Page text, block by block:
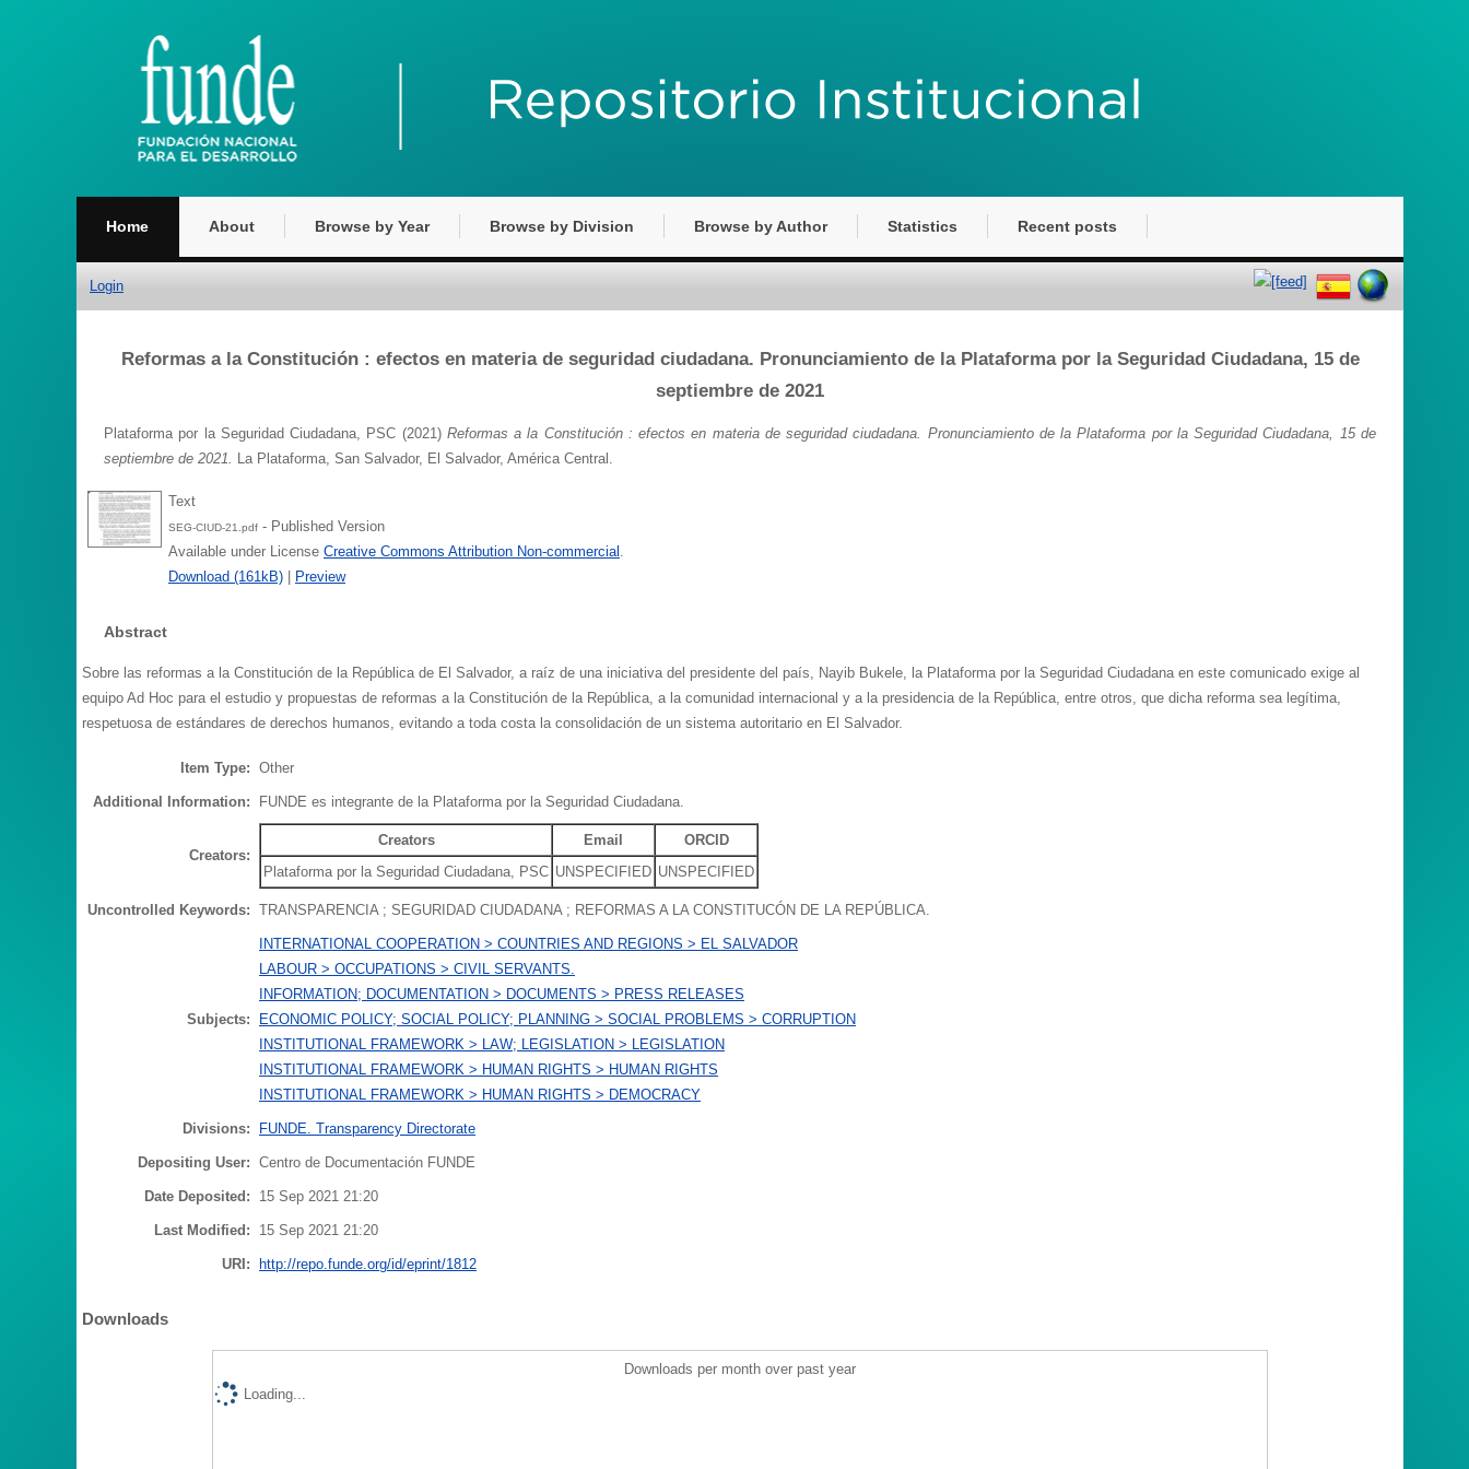
Home About Browse by Year Browse by Division Browse by Author Statistics Recent posts
Login
Reformas a la Constitución : efectos en materia de seguridad ciudadana. Pronunciamiento de la Plataforma por la Seguridad Ciudadana, 15 de
septiembre de 2021
Plataforma por la Seguridad Ciudadana, PSC (2021) Reformas a la Constitución : efectos en materia de seguridad ciudadana. Pronunciamiento de la Plataforma por la Seguridad Ciudadana, 15 de
septiembre de 2021.
La Plataforma, San Salvador, El Salvador, América Central.
Text
SEG-CIUD-21.pdf - Published Version
Available under License Creative Commons Attribution Non-commercial
Download (161kB) | Preview
Abstract
Sobre las reformas a la Constitución de la República de El Salvador, a raíz de una iniciativa del presidente del país, Nayib Bukele, la Plataforma por la Seguridad Ciudadana en este comunicado exige al
equipo Ad Hoc para el estudio y propuestas de reformas a la Constitución de la República, a la comunidad internacional y a la presidencia de la República, entre otros, que dicha reforma sea legítima,
respetuosa de estándares de derechos humanos, evitando a toda costa la consolidación de un sistema autoritario en El Salvador.
Item Type: Other
Additional Information: FUNDE es integrante de la Plataforma por la Seguridad Ciudadana.
Creators:
Creators Email
ORCID
Plataforma por la Seguridad Ciudadana, PSC UNSPECIFIED UNSPECIFIED
Uncontrolled Keywords: TRANSPARENCIA ; SEGURIDAD CIUDADANA ; REFORMAS A LA CONSTITUCÓN DE LA REPÚBLICA.
Subjects:
INTERNATIONAL COOPERATION > COUNTRIES AND REGIONS > EL SALVADOR
LABOUR > OCCUPATIONS > CIVIL SERVANTS.
INFORMATION; DOCUMENTATION > DOCUMENTS > PRESS RELEASES
ECONOMIC POLICY; SOCIAL POLICY; PLANNING > SOCIAL PROBLEMS > CORRUPTION
INSTITUTIONAL FRAMEWORK > LAW; LEGISLATION > LEGISLATION
INSTITUTIONAL FRAMEWORK > HUMAN RIGHTS > HUMAN RIGHTS
INSTITUTIONAL FRAMEWORK > HUMAN RIGHTS > DEMOCRACY
Divisions: FUNDE. Transparency Directorate
Depositing User: Centro de Documentación FUNDE
Date Deposited: 15 Sep 2021 21:20
Last Modified: 15 Sep 2021 21:20
URI: http://repo.funde.org/id/eprint/1812
Downloads
Downloads per month over past year
Loading...